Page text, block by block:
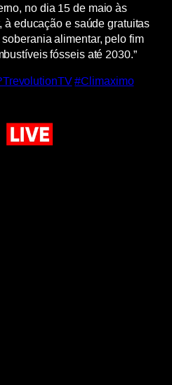
no dia 15 de maio às
à educação e saúde gratuitas
alimentar, pelo fim
fósseis até 2030.”
#Climaximo